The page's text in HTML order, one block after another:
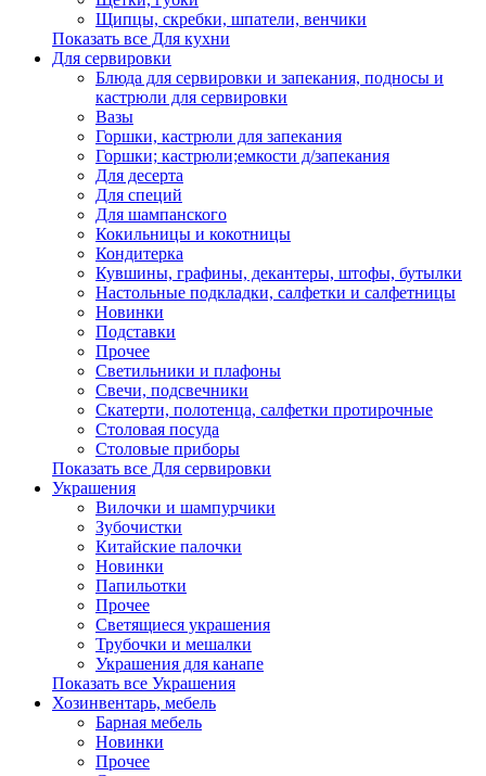
Щипцы, скребки, шпатели, венчики
Показать все Для кухни
Для сервировки
Блюда для сервировки и запекания, подносы и
кастрюли для сервировки
Вазы
Горшки, кастрюли для запекания
Горшки; кастрюли;емкости д/запекания
Для десерта
Для специй
Для шампанского
Кокильницы и кокотницы
Кондитерка
Кувшины, графины, декантеры, штофы, бутылки
Настольные подкладки, салфетки и салфетницы
Новинки
Подставки
Прочее
Светильники и плафоны
Свечи, подсвечники
Скатерти, полотенца, салфетки протирочные
Столовая посуда
Столовые приборы
Показать все Для сервировки
Украшения
Вилочки и шампурчики
Зубочистки
Китайские палочки
Новинки
Папильотки
Прочее
Светящиеся украшения
Трубочки и мешалки
Украшения для канапе
Показать все Украшения
Хозинвентарь, мебель
Барная мебель
Новинки
Прочее